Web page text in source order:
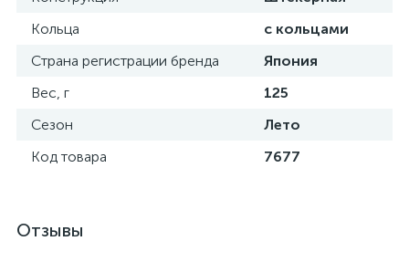
Кольца
с кольцами
Страна регистрации бренда
Япония
Вес, г
125
Сезон
Лето
Код товара
7677
Отзывы